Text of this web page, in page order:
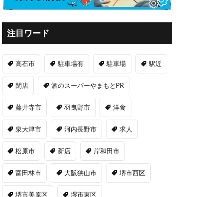
注目ワード
高石市 駐車場有 駐車場 駅近
閉店 酒のスーパーやまもとPR
藤井寺市 羽曳野市 洋食
泉大津市 河内長野市 求人
松原市 新店 岸和田市
富田林市 大阪狭山市 堺市西区
堺市美原区 堺市東区